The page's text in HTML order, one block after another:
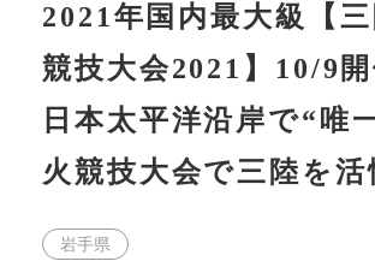
2021年国内最大級【
競技大会2021】10/9
日本太平洋沿岸で“唯
火競技大会で三陸を活
岩手県